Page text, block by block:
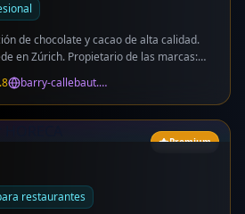
de chocolate y cacao de alta calidad.
en Zúrich. Propietario de las marcas:
Compromiso 100% chocolate
alimentaria, pastelería y
en Gurb (Vic, Barcelona) - antigua
Barcelona para formación
países con +60 instalaciones de
barry-callebaut.com
Premium
restaurantes